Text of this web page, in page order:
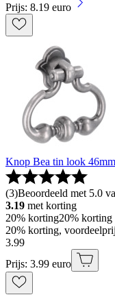
Prijs: 8.19 euro
Knop Bea tin look 46mm
(3)Beoordeeld met 5.0
3.19 met korting
20% korting20% korting
20% korting,
3.99
Prijs: 3.99 euro